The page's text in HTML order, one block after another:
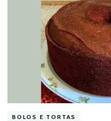
BOLOS E TORTAS